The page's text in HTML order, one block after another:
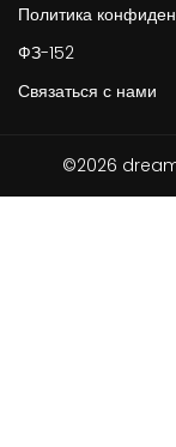
Политика
ФЗ-152
Связаться с нами
©2026